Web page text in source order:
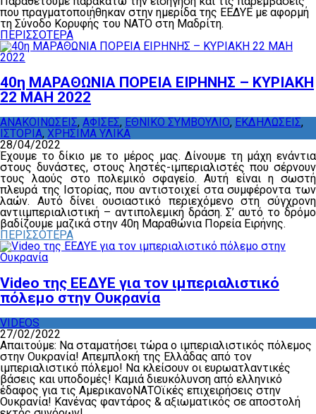
που πραγματοποιήθηκαν στην ημερίδα της ΕΕΔΥΕ με αφορμή
τη Σύνοδο Κορυφής του ΝΑΤΟ στη Μαδρίτη.
ΠΕΡΙΣΣΟΤΕΡΑ
40η ΜΑΡΑΘΩΝΙΑ ΠΟΡΕΙΑ ΕΙΡΗΝΗΣ – ΚΥΡΙΑΚΗ
22 ΜΑΗ 2022
ΑΝΑΚΟΙΝΩΣΕΙΣ, ΑΦΙΣΕΣ, ΕΘΝΙΚΟ ΣΥΜΒΟΥΛΙΟ, ΕΚΔΗΛΩΣΕΙΣ,
ΙΣΤΟΡΙΑ, ΧΡΗΣΙΜΑ ΥΛΙΚΑ
28/04/2022
Έχουμε το δίκιο με το μέρος μας. Δίνουμε τη μάχη ενάντια
στους δυνάστες, στους ληστές-ιμπεριαλιστές που σέρνουν
τους λαούς στο πολεμικό σφαγείο. Αυτή είναι η σωστή
πλευρά της Ιστορίας, που αντιστοιχεί στα συμφέροντα των
λαών. Αυτό δίνει ουσιαστικό περιεχόμενο στη σύγχρονη
αντιιμπεριαλιστική – αντιπολεμική δράση. Σ’ αυτό το δρόμο
βαδίζουμε μαζικά στην 40η Μαραθώνια Πορεία Ειρήνης.
ΠΕΡΙΣΣΟΤΕΡΑ
Video της ΕΕΔΥΕ για τον ιμπεριαλιστικό
πόλεμο στην Ουκρανία
VIDEOS
27/02/2022
Απαιτούμε: Να σταματήσει τώρα ο ιμπεριαλιστικός πόλεμος
στην Ουκρανία! Απεμπλοκή της Ελλάδας από τον
ιμπεριαλιστικό πόλεμο! Να κλείσουν οι ευρωατλαντικές
βάσεις και υποδομές! Καμιά διευκόλυνση από ελληνικό
έδαφος για τις ΑμερικανοΝΑΤΟϊκές επιχειρήσεις στην
Ουκρανία! Κανένας φαντάρος & αξιωματικός σε αποστολή